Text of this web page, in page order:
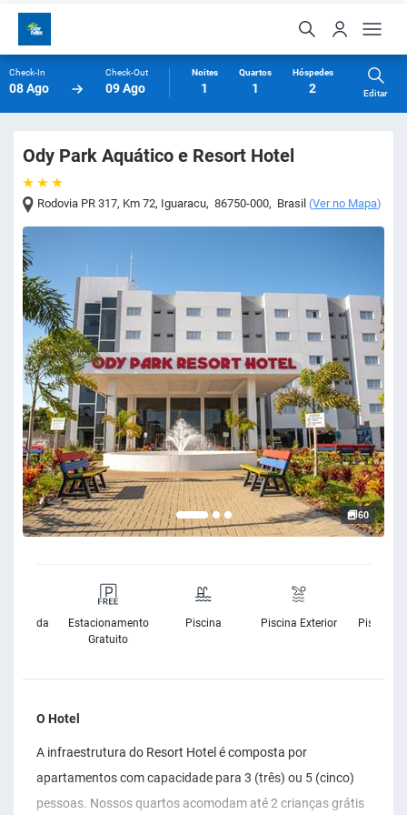
Check-In
08 Ago
Check-Out
09 Ago
Noites
1
Quartos
1
Hóspedes
2 Editar
Ody Park Aquático e Resort Hotel
Rodovia PR 317, Km 72, Iguaracu, 86750-000, Brasil (Ver no Mapa)
60
Banda
Estacionamento
Gratuito
Piscina Piscina Exterior Piscina
O Hotel
A infraestrutura do Resort Hotel é composta por
apartamentos com capacidade para 3 (três) ou 5 (cinco)
pessoas. Nossos quartos acomodam até 2 crianças grátis